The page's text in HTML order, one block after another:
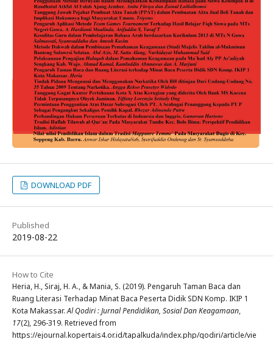
DOWNLOAD PDF
Published
2019-08-22
How to Cite
Heria, H., Siraj, H. A., & Mania, S. (2019). Pengaruh Taman Baca dan
Ruang Literasi Terhadap Minat Baca Peserta Didik SDN Komp. IKIP 1
Kota Makassar.Al Qodiri : Jurnal Pendidikan, Sosial Dan Keagamaan,
17(2), 296-319. Retrieved from
https://ejournal.kopertais4.or.id/tapalkuda/index.php/qodiri/article/vie